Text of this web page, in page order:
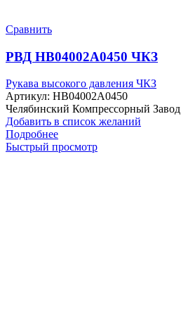
Сравнить
РВД HB04002A0450 ЧКЗ
Рукава высокого давления ЧКЗ
Артикул: HB04002A0450
Челябинский Компрессорный Завод
Добавить в список желаний
Подробнее
Быстрый просмотр